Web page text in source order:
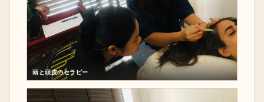
頭と頭皮のセラピー